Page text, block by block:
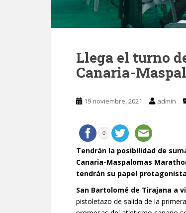
Llega el turno
Canaria-
19 noviembre, 2021 admin
0
Tendrán la posibilidad de
Canaria-Maspalomas
tendrán su papel
San Bartolomé de Tirajana a
pistoletazo de salida de la